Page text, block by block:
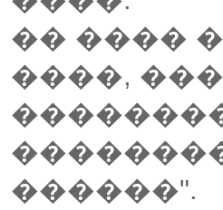
�� ����
����,
������".